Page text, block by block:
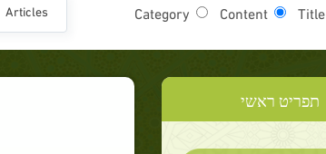
Title
Content
Category
Articles
תפריט ראשי